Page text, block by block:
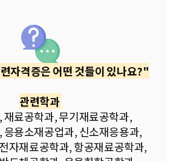
자격증은 어떤 것들이 있나요?"
관련학과
재료공학과, 무기재료공학과,
응용소재공업과, 신소재응용과,
자재료공학과, 항공재료공학과,